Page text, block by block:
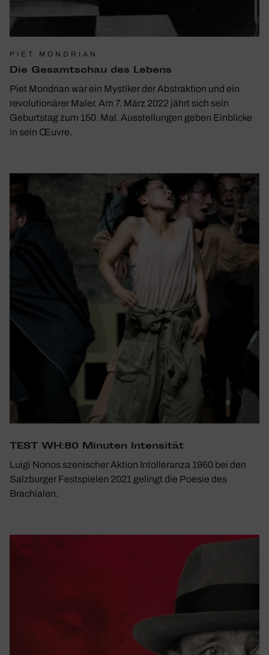
PIET MONDRIAN
Die Gesamt­schau des Lebens
Piet Mondrian war ein Mystiker der Abstraktion und ein
revolutionärer Maler. Am 7. März 2022 jährt sich sein
Geburtstag zum 150. Mal. Ausstellungen geben Einblicke
in sein Œuvre.
TEST WH:80 Minuten Inten­sität
Luigi Nonos szenischer Aktion Intolleranza 1960 bei den
Salzburger Festspielen 2021 gelingt die Poesie des
Brachialen.